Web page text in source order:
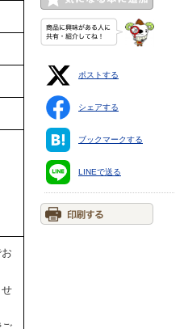
ポストする
シェアする
ブックマークする
LINEで送る